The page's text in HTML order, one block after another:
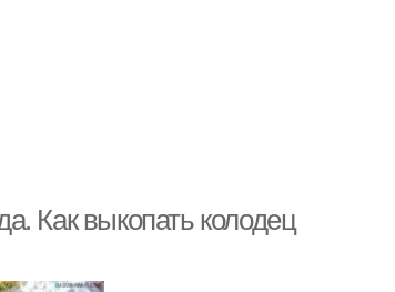
Как выкопать колодец